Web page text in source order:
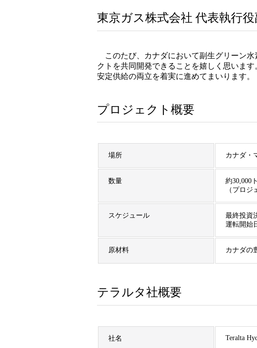
東京ガス株式会社 代表執行
このたび、カナダにおいて副生グリーン水
クトを共同開発できることを嬉しく思いま
安定供給の両立を着実に進めてまいります。
プロジェクト概要
場所 カナダ・
数量
約30,000
（プロ
スケジュール
最終投資
運転開始
原材料 カナダの
テラルタ社概要
社名 Teralta